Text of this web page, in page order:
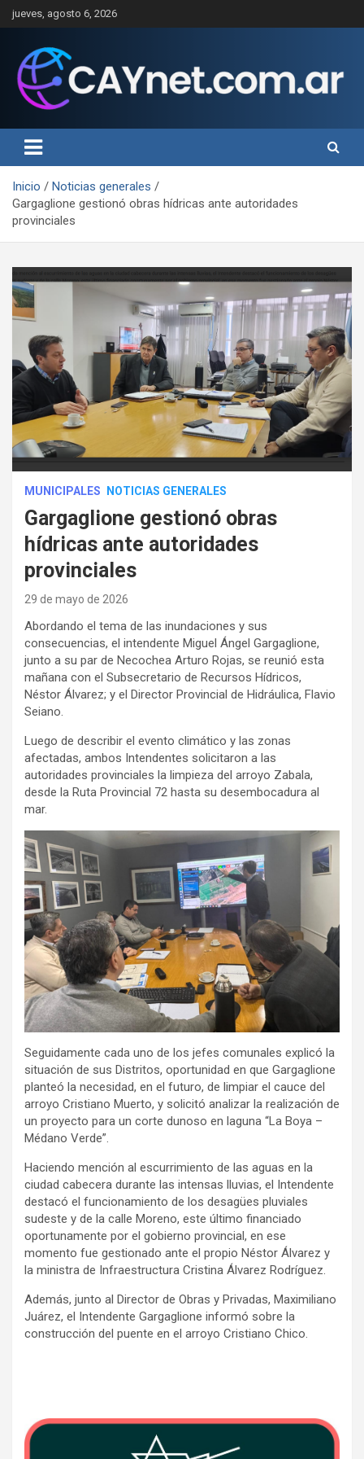
Saltar
al
jueves, agosto 6, 2026
Inicio
Noticias generales
Gargaglione gestionó obras hídricas ante autoridades
provinciales
MUNICIPALES NOTICIAS GENERALES
Gargaglione gestionó obras
hídricas ante autoridades
provinciales
29 de mayo de 2026
Abordando el tema de las inundaciones y sus
consecuencias, el intendente Miguel Ángel Gargaglione,
junto a su par de Necochea Arturo Rojas, se reunió esta
mañana con el Subsecretario de Recursos Hídricos,
Néstor Álvarez; y el Director Provincial de Hidráulica, Flavio
Seiano.
Luego de describir el evento climático y las zonas
afectadas, ambos Intendentes solicitaron a las
autoridades provinciales la limpieza del arroyo Zabala,
desde la Ruta Provincial 72 hasta su desembocadura al
mar.
Seguidamente cada uno de los jefes comunales explicó la
situación de sus Distritos, oportunidad en que Gargaglione
planteó la necesidad, en el futuro, de limpiar el cauce del
arroyo Cristiano Muerto, y solicitó analizar la realización de
un proyecto para un corte dunoso en laguna “La Boya –
Médano Verde”.
Haciendo mención al escurrimiento de las aguas en la
ciudad cabecera durante las intensas lluvias, el Intendente
destacó el funcionamiento de los desagües pluviales
sudeste y de la calle Moreno, este último financiado
oportunamente por el gobierno provincial, en ese
momento fue gestionado ante el propio Néstor Álvarez y
la ministra de Infraestructura Cristina Álvarez Rodríguez.
Además, junto al Director de Obras y Privadas, Maximiliano
Juárez, el Intendente Gargaglione informó sobre la
construcción del puente en el arroyo Cristiano Chico.